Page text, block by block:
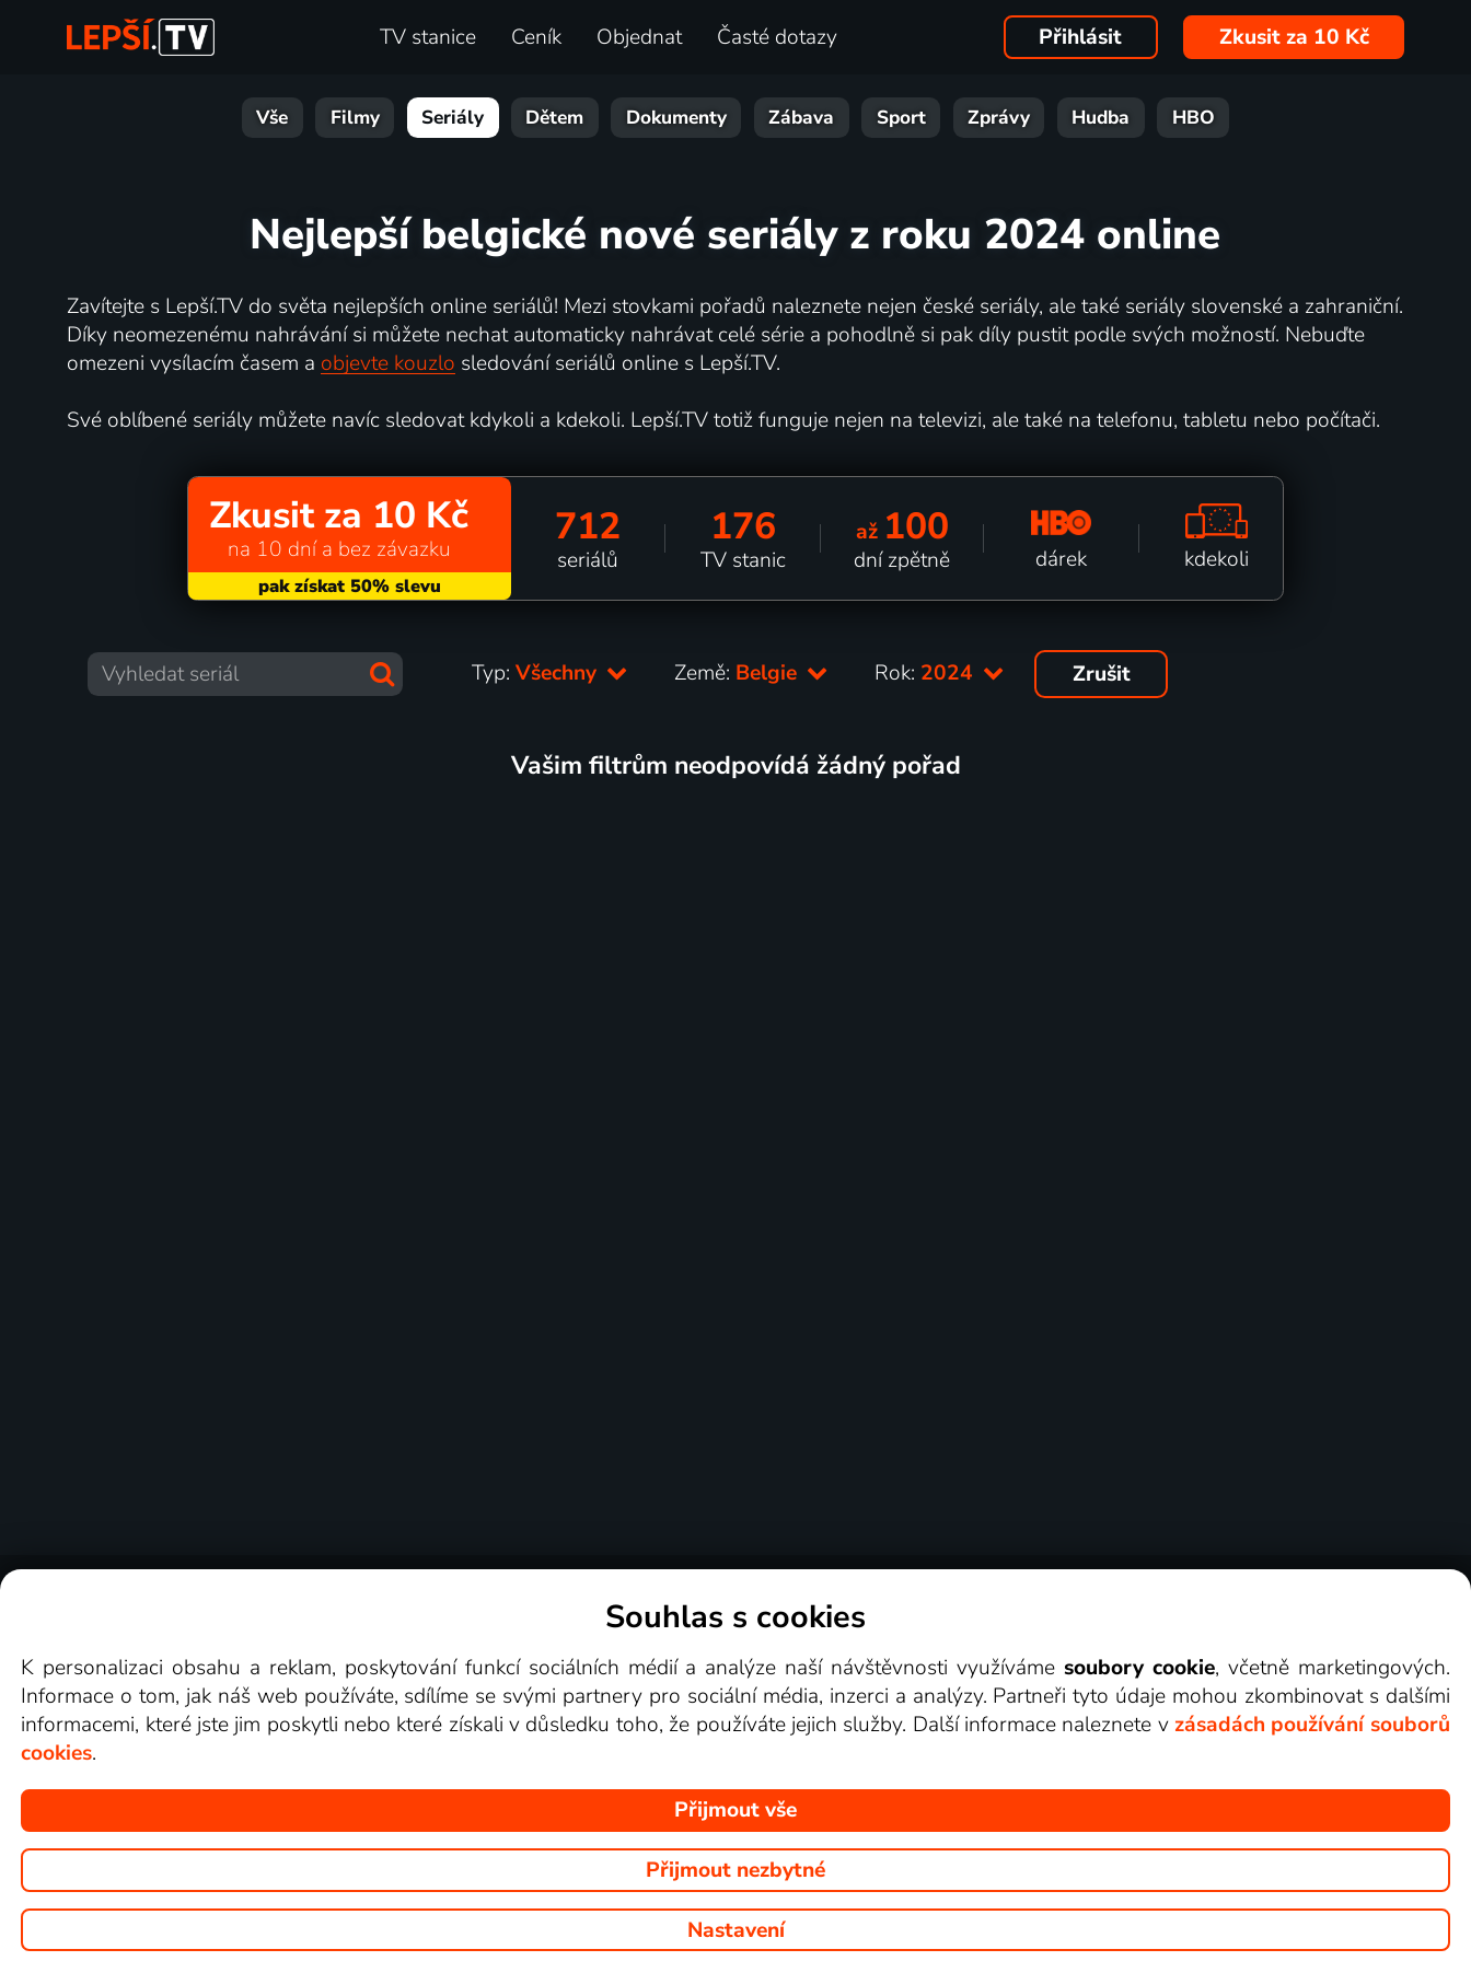
TV stanice Ceník Objednat Časté dotazy Přihlásit Zkusit za 10 Kč
Vše Filmy Seriály Dětem Dokumenty Zábava Sport Zprávy Hudba HBO
Nejlepší belgické nové seriály z roku 2024 online
Zavítejte s Lepší.TV do světa nejlepších online seriálů! Mezi stovkami pořadů naleznete nejen české seriály, ale také seriály slovenské a zahraniční.
Díky neomezenému nahrávání si můžete nechat automaticky nahrávat celé série a pohodlně si pak díly pustit podle svých možností. Nebuďte
omezeni vysílacím časem a objevte kouzlo sledování seriálů online s Lepší.TV.
Své oblíbené seriály můžete navíc sledovat kdykoli a kdekoli. Lepší.TV totiž funguje nejen na televizi, ale také na telefonu, tabletu nebo počítači.
Zkusit za 10 Kč
na 10 dní a bez závazku 712
seriálů
176
TV stanic
až 100
dní zpětně dárek kdekoli
Typ:Všechny Země: Belgie Rok: 2024 Zrušit
Vašim filtrům neodpovídá žádný pořad
Videotéka
Copyright © goNET s.r.o. Na tomto webu jsou zobrazovány obrázky z pořadů TV stanic, které můžete sledovat v Lepší.TV.
Souhlas s cookies
K personalizaci obsahu a reklam, poskytování funkcí sociálních médií a analýze naší návštěvnosti využívámesoubory cookie, včetně marketingových.
Informace o tom, jak náš web používáte, sdílíme se svými partnery pro sociální média, inzerci a analýzy. Partneři tyto údaje mohou zkombinovat s dalšími
informacemi, které jste jim poskytli nebo které získali v důsledku toho, že používáte jejich služby. Další informace naleznete v zásadách používání souborů
cookies.
Přijmout vše
Přijmout nezbytné
Nastavení